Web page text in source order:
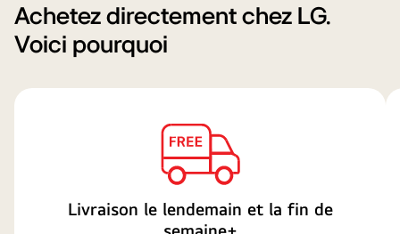
Achetez directement chez LG.
Voici pourquoi
Livraison le lendemain et la fin de